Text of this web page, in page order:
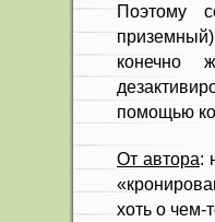
Поэтому
конечно
помощью
От автора:
хоть о чем-